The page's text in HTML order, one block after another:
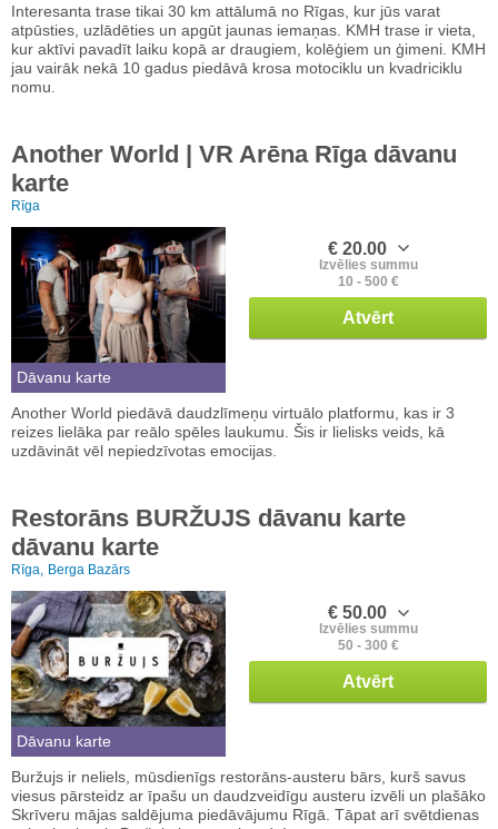
Interesanta trase tikai 30 km attālumā no Rīgas, kur jūs varat
atpūsties, uzlādēties un apgūt jaunas iemaņas. KMH trase ir vieta,
kur aktīvi pavadīt laiku kopā ar draugiem, kolēģiem un ģimeni. KMH
jau vairāk nekā 10 gadus piedāvā krosa motociklu un kvadriciklu
nomu.
Another World | VR Arēna Rīga dāvanu
karte
Rīga
Dāvanu karte
€ 20.00
Izvēlies summu
10 - 500 €
Atvērt
Another World piedāvā daudzlīmeņu virtuālo platformu, kas ir 3
reizes lielāka par reālo spēles laukumu. Šis ir lielisks veids, kā
uzdāvināt vēl nepiedzīvotas emocijas.
Restorāns BURŽUJS dāvanu karte
dāvanu karte
Rīga, Berga Bazārs
Dāvanu karte
€ 50.00
Izvēlies summu
50 - 300 €
Atvērt
Buržujs ir neliels, mūsdienīgs restorāns-austeru bārs, kurš savus
viesus pārsteidz ar īpašu un daudzveidīgu austeru izvēli un plašāko
Skrīveru mājas saldējuma piedāvājumu Rīgā. Tāpat arī svētdienas